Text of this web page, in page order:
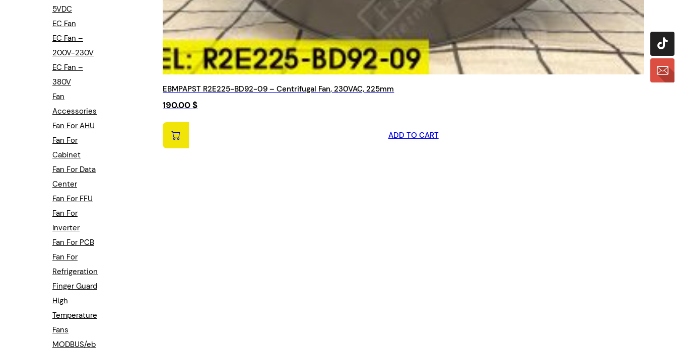
5VDC
EC Fan
EC Fan –
200V-230V
EC Fan –
380V
Fan
Accessories
Fan For AHU
Fan For
Cabinet
Fan For Data
Center
Fan For FFU
Fan For
Inverter
Fan For PCB
Fan For
Refrigeration
Finger Guard
High
Temperature
Fans
MODBUS/eb
EBMPAPST R2E225-BD92-09 – Centrifugal Fan, 230VAC, 225mm
190.00$
ADD TO CART